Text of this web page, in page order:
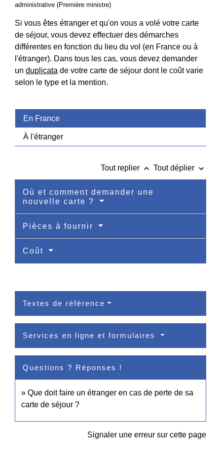
administrative (Première ministre)
Si vous êtes étranger et qu'on vous a volé votre carte
de séjour, vous devez effectuer des démarches
différentes en fonction du lieu du vol (en France ou à
l'étranger). Dans tous les cas, vous devez demander
un duplicata de votre carte de séjour dont le coût varie
selon le type et la mention.
En France
À l'étranger
Tout replier keyboard_arrow_up Tout déplier keyboard_arrow_down
Où et comment demander une
nouvelle carte ?
Pièces à fournir
Coût
Textes de référence
Services en ligne et formulaires
Questions ? Réponses !
Que doit faire un étranger en cas de perte de sa
carte de séjour ?
Signaler une erreur sur cette page